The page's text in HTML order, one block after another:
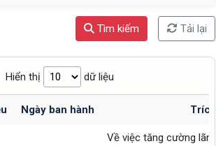
Tìm kiếm Tải lại
Hiển thị dữ liệu
Ngày ban hành
Về việc tăng cường